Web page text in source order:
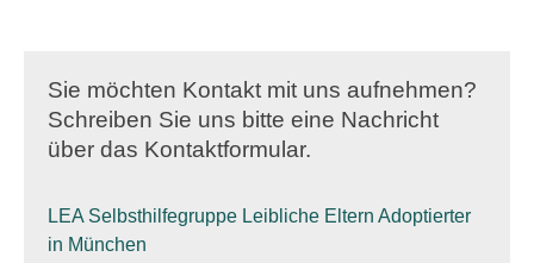
Sie möchten Kontakt mit uns aufnehmen?
Schreiben Sie uns bitte eine Nachricht
über das Kontaktformular.
LEA Selbsthilfegruppe Leibliche Eltern Adoptierter
in München